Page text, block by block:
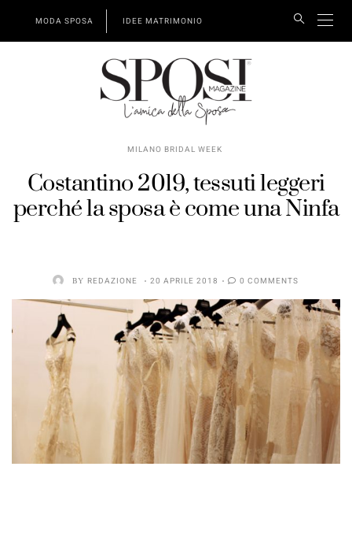
MODA SPOSA IDEE MATRIMONIO
MILANO BRIDAL WEEK
Costantino 2019, tessuti leggeri
perché la sposa è come una Ninfa
BY REDAZIONE 20 APRILE 2018 0 COMMENTS